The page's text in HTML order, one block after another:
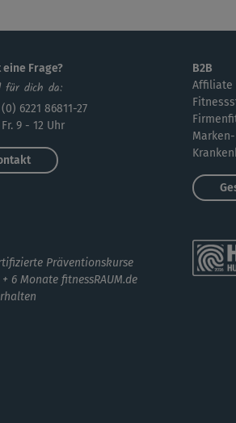
stört. Entweder
Manuela847
tolles Training,
Schön dynamisch!
eine Frage?
für dich da:
6221 86811-27
9 - 12 Uhr
Präventionskurse
6 Monate fitnessRAUM.de
B2B
Affiliate